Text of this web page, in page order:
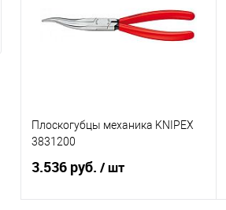
В избранное
Под заказ
Плоскогубцы механика KNIPEX
3831200
3.536 руб. / шт